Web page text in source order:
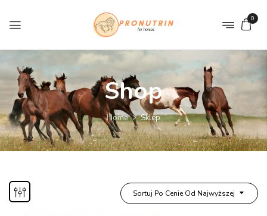
0
Shop
Home Sklep
Sortuj Po Cenie Od Najwyższej